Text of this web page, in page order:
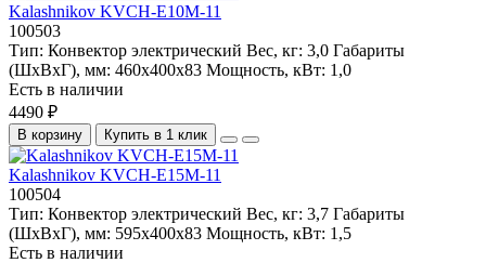
Kalashnikov KVCH-E10M-11
100503
Тип: Конвектор электрический Вес, кг: 3,0 Габариты
(ШхВхГ), мм: 460х400х83 Мощность, кВт: 1,0
Есть в наличии
4490 ₽
В корзину Купить в 1 клик
Kalashnikov KVCH-E15M-11
100504
Тип: Конвектор электрический Вес, кг: 3,7 Габариты
(ШхВхГ), мм: 595х400х83 Мощность, кВт: 1,5
Есть в наличии